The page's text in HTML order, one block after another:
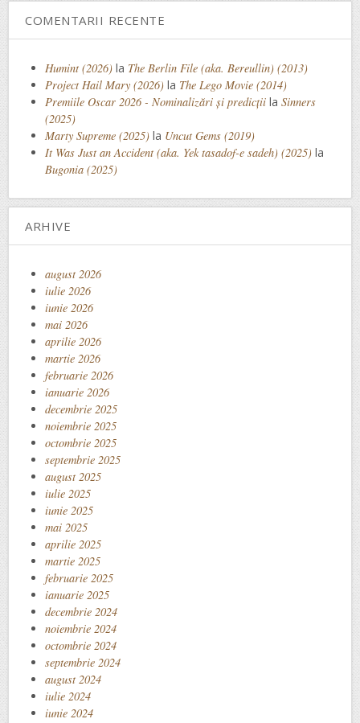
COMENTARII RECENTE
Humint (2026) la The Berlin File (aka. Bereullin) (2013)
Project Hail Mary (2026) la The Lego Movie (2014)
Premiile Oscar 2026 - Nominalizări și predicții la Sinners
(2025)
Marty Supreme (2025) la Uncut Gems (2019)
It Was Just an Accident (aka. Yek tasadof-e sadeh) (2025) la
Bugonia (2025)
ARHIVE
august 2026
iulie 2026
iunie 2026
mai 2026
aprilie 2026
martie 2026
februarie 2026
ianuarie 2026
decembrie 2025
noiembrie 2025
octombrie 2025
septembrie 2025
august 2025
iulie 2025
iunie 2025
mai 2025
aprilie 2025
martie 2025
februarie 2025
ianuarie 2025
decembrie 2024
noiembrie 2024
octombrie 2024
septembrie 2024
august 2024
iulie 2024
iunie 2024